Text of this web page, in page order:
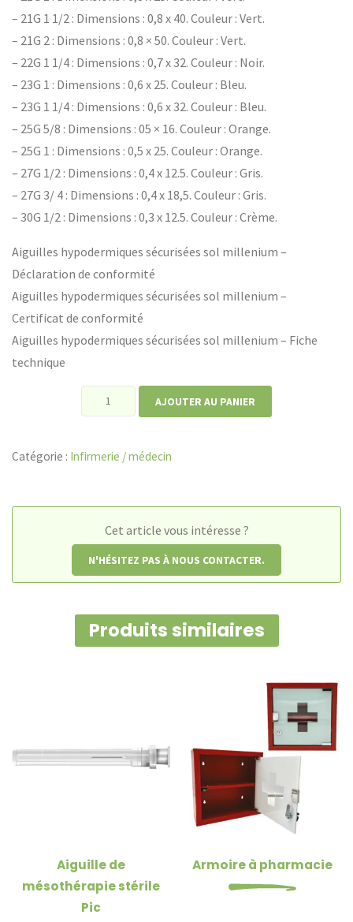
– 21G 1 1/2 : Dimensions : 0,8 x 40. Couleur : Vert.
– 21G 2 : Dimensions : 0,8 × 50. Couleur : Vert.
– 22G 1 1/4 : Dimensions : 0,7 x 32. Couleur : Noir.
– 23G 1 : Dimensions : 0,6 x 25. Couleur : Bleu.
– 23G 1 1/4 : Dimensions : 0,6 x 32. Couleur : Bleu.
– 25G 5/8 : Dimensions : 05 × 16. Couleur : Orange.
– 25G 1 : Dimensions : 0,5 x 25. Couleur : Orange.
– 27G 1/2 : Dimensions : 0,4 x 12.5. Couleur : Gris.
– 27G 3/ 4 : Dimensions : 0,4 x 18,5. Couleur : Gris.
– 30G 1/2 : Dimensions : 0,3 x 12.5. Couleur : Crème.
Aiguilles hypodermiques sécurisées sol millenium –
Déclaration de conformité
Aiguilles hypodermiques sécurisées sol millenium –
Certificat de conformité
Aiguilles hypodermiques sécurisées sol millenium – Fiche
technique
quantité
hypodermiques
millenium
AJOUTER AU PANIER
Catégorie : Infirmerie / médecin
Cet article vous intéresse ?
N'HÉSITEZ PAS À NOUS CONTACTER.
Produits similaires
Aiguille de
mésothérapie stérile
Pic
Armoire à pharmacie